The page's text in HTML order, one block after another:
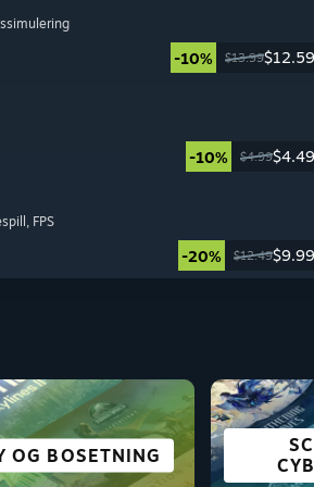
-10% $13.99$12.59
-10% $4.99$4.49
, FPS
-20% $12.49$9.99
OG BOSETNING
HJERNETRIM
SKREKK
RACING